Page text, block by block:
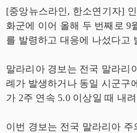
[중앙뉴스라인, 한소연기자]
화군에 이어 올해 두 번째로 9
를 발령하고 대응에 나섰다고
말라리아 경보는 전국 말라리
례가 발생하거나 동일 시군구
가 2주 연속 5.0 이상일 때 내
이번 경보는 전국 말라리아